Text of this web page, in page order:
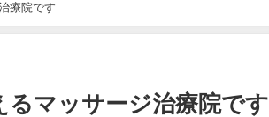
療院です
るマッサージ治療院です